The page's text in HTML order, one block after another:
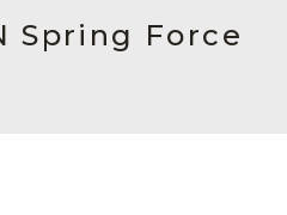
Spring Force